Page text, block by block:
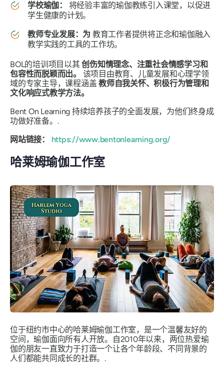
学校瑜伽：
将经验丰富的瑜伽教练引入课堂，以促进
学生健康的计划。
教师专业发展：为 教育工作者提供将正念和瑜伽融入
教学实践的工具的工作坊。
BOL的培训项目以其创伤知情理念、注重社会情感学习和
包容性而脱颖而出。
该项目由教育、儿童发展和心理学领
域的专家主导，课程涵盖教师自我关怀、积极行为管理和
文化响应式教学方法。
Bent On Learning 持续培养孩子的全面发展，为他们终身成
功做好准备。.
网站链接： https://www.bentonlearning.org/
哈莱姆瑜伽工作室
位于纽约市中心的哈莱姆瑜伽工作室，是一个温馨友好的
空间，瑜伽面向所有人开放。自2010年以来，两位热爱瑜
伽的朋友一直致力于打造一个让各个年龄段、不同背景的
人们都能共同成长的社群。.